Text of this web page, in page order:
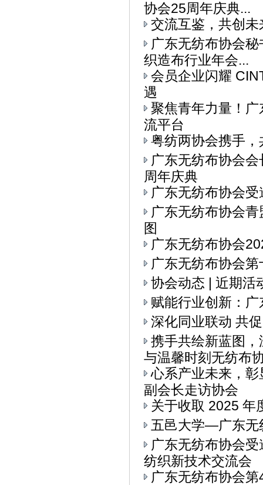
协会25周年庆典...
交流互鉴，共创
广东无纺布协会
织造布行业年会...
会员企业闪耀
遇
聚焦青年力量！
流平台
粤纺两协会携手
广东无纺布协会
周年庆典
广东无纺布协会
广东无纺布协会
图
广东无纺布协会
广东无纺布协会
协会动态 | 近期
赋能行业创新：
深化同业联动 共
携手共绘新蓝图
与温馨时刻无纺布
心系产业未来，
副会长走访协会
关于收取 2025 年
五邑大学—广东无
广东无纺布协会
纺织新技术交流会
广东无纺布协会